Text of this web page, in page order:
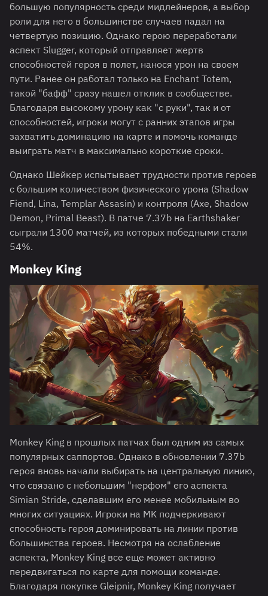
большую популярность среди мидлейнеров, а выбор
роли для него в большинстве случаев падал на
четвертую позицию. Однако герою переработали
аспект Slugger, который отправляет жертв
способностей героя в полет, нанося урон на своем
пути. Ранее он работал только на Enchant Totem,
такой "бафф" сразу нашел отклик в сообществе.
Благодаря высокому урону как "с руки", так и от
способностей, игроки могут с ранних этапов игры
захватить доминацию на карте и помочь команде
выиграть матч в максимально короткие сроки.
Однако Шейкер испытывает трудности против героев
с большим количеством физического урона (Shadow
Fiend, Lina, Templar Assasin) и контроля (Axe, Shadow
Demon, Primal Beast). В патче 7.37b на Earthshaker
сыграли 1300 матчей, из которых победными стали
54%.
Monkey King
Monkey King в прошлых патчах был одним из самых
популярных саппортов. Однако в обновлении 7.37b
героя вновь начали выбирать на центральную линию,
что связано с небольшим "нерфом" его аспекта
Simian Stride, сделавшим его менее мобильным во
многих ситуациях. Игроки на MK подчеркивают
способность героя доминировать на линии против
большинства героев. Несмотря на ослабление
аспекта, Monkey King все еще может активно
передвигаться по карте для помощи команде.
Благодаря покупке Gleipnir, Monkey King получает